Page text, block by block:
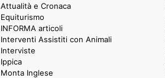
Attualità e Cronaca
Equiturismo
INFORMA articoli
Interventi Assistiti con Animali
Interviste
Ippica
Monta Inglese